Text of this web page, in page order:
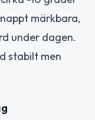
märkbara,
under dagen.
stabilt men